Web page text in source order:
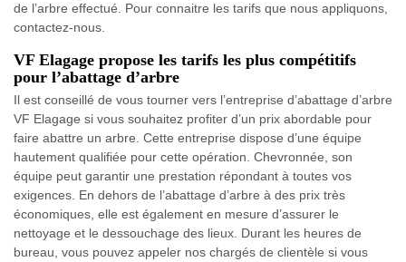
de l’arbre effectué. Pour connaitre les tarifs que nous appliquons,
contactez-nous.
VF Elagage propose les tarifs les plus compétitifs
pour l’abattage d’arbre
Il est conseillé de vous tourner vers l’entreprise d’abattage d’arbre
VF Elagage si vous souhaitez profiter d’un prix abordable pour
faire abattre un arbre. Cette entreprise dispose d’une équipe
hautement qualifiée pour cette opération. Chevronnée, son
équipe peut garantir une prestation répondant à toutes vos
exigences. En dehors de l’abattage d’arbre à des prix très
économiques, elle est également en mesure d’assurer le
nettoyage et le dessouchage des lieux. Durant les heures de
bureau, vous pouvez appeler nos chargés de clientèle si vous